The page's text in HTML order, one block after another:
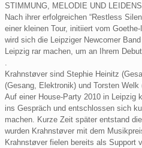
STIMMUNG, MELODIE UND
Nach ihrer erfolgreichen “Restless
einer kleinen Tour, initiiert vom
wird sich die Leipziger Newcomer
Leipzig rar machen, um an Ihrem
.
Krahnstøver sind Stephie Heinitz
(Gesang, Elektronik) und Torsten
Auf einer House-Party 2010 in Leipzig
ins Gespräch und entschlossen sich
machen. Kurze Zeit später entstand
wurden Krahnstøver mit dem
Krahnstøver fielen bereits als Support